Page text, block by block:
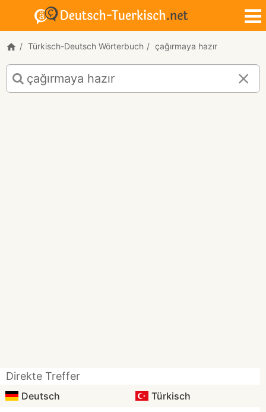
Türkisch-Deutsch Wörterbuch çağırmaya hazır
Türkisch-
Deutsch
Übersetzung
Direkte Treffer
Deutsch
Türkisch